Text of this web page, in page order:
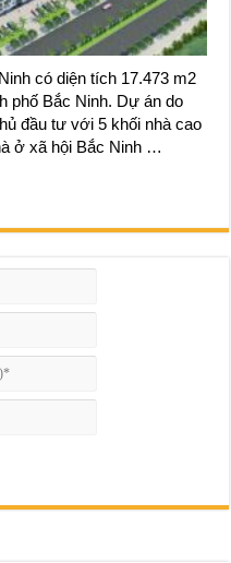
có diện tích 17.473 m2
phố Bắc Ninh. Dự án do
đầu tư với 5 khối nhà cao
ở xã hội Bắc Ninh …